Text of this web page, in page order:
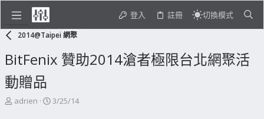
登入 註冊 切換模式
2014@Taipei 網聚
BitFenix 贊助2014滄者極限台北網聚活
動贈品
主
adrien
開
3/25/14